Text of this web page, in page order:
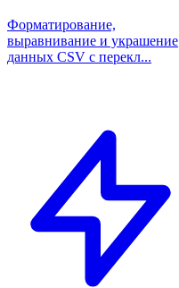
Форматирование,
выравнивание и украшение
данных CSV с перекл...